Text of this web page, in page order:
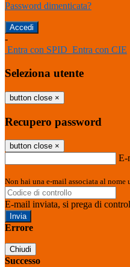
Password dimenticata?
-
Entra con SPID Entra con CIE
Seleziona utente
button close ×
Recupero password
button close ×
E-
Non hai una e-mail associata al
E-mail inviata, si prega di
Errore
Chiudi
Successo